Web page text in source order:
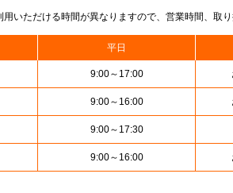
いただける時間が異なりますので、営業時間、取
平日
9:00～17:00
9:00～16:00
9:00～17:30
9:00～16:00